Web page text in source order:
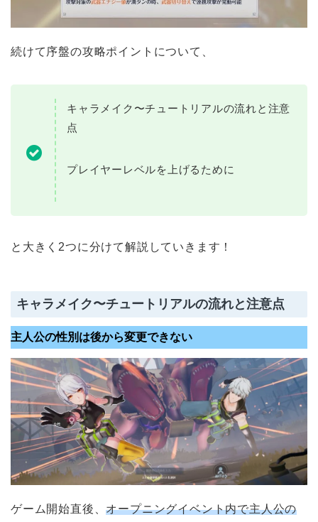
続けて序盤の攻略ポイントについて、
キャラメイク〜チュートリアルの流れと注意
点
プレイヤーレベルを上げるために
と大きく2つに分けて解説していきます！
キャラメイク〜チュートリアルの流れと注意点
主人公の性別は後から変更できない
ゲーム開始直後、オープニングイベント内で主人公の